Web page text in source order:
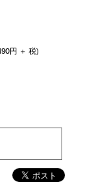
円 ＋ 税)